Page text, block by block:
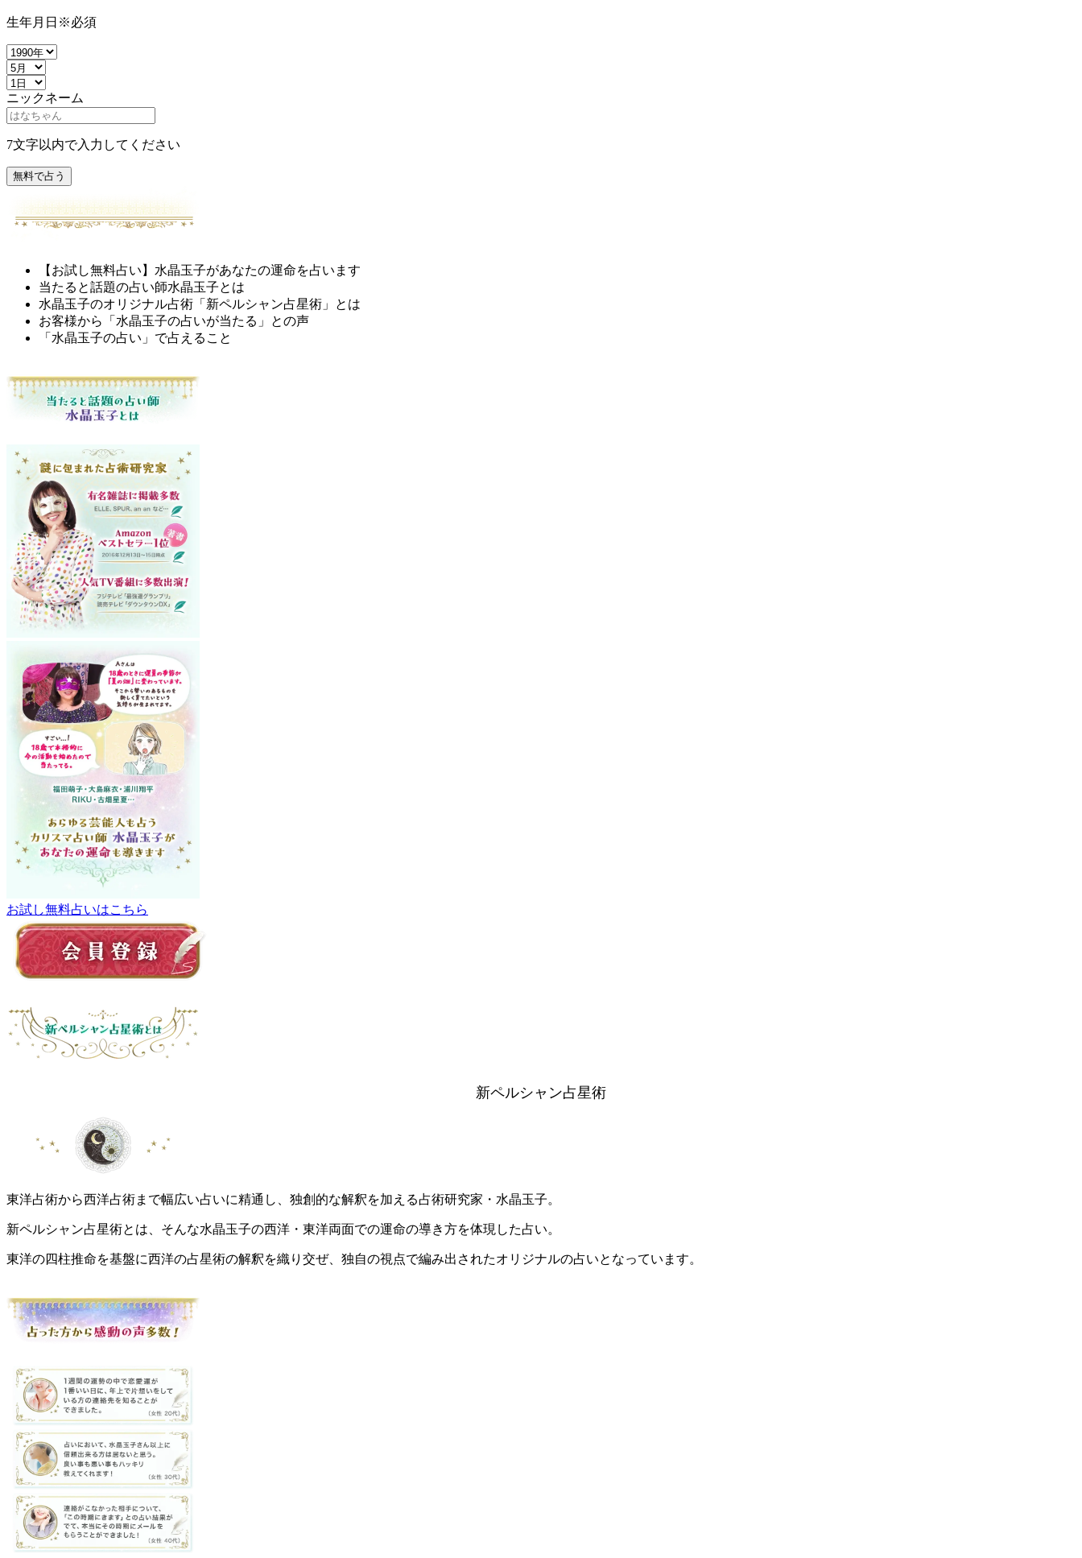
生年月日 ※必須
ニックネーム
7文字以内で入力してください
無料で占う
【お試し無料占い】水晶玉子があなたの運命を占います
当たると話題の占い師水晶玉子とは
水晶玉子のオリジナル占術「新ペルシャン占星術」とは
お客様から「水晶玉子の占いが当たる」との声
「水晶玉子の占い」で占えること
お試し無料占いはこちら
新ペルシャン占星術
東洋占術から西洋占術まで幅広い占いに精通し、独創的な解釈を加える占術研究家・水晶玉子。
新ペルシャン占星術とは、そんな水晶玉子の西洋・東洋両面での運命の導き方を体現した占い。
東洋の四柱推命を基盤に西洋の占星術の解釈を織り交ぜ、独自の視点で編み出されたオリジナルの占いとなっています。